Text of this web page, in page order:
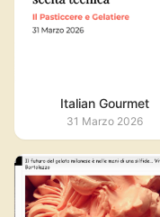
Italian Gourmet
31 Marzo 2026